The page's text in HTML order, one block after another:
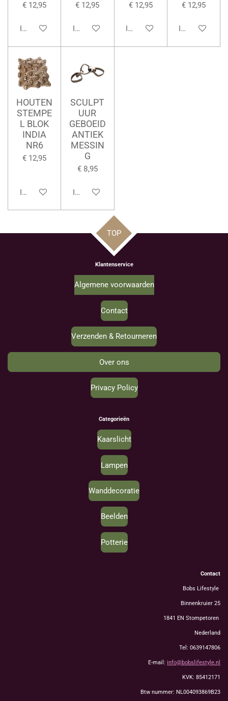
€ 12,95
In winkelwagen
€ 12,95
In winkelwagen
€ 12,95
In winkelwagen
€ 12,95
In
HOUTEN
STEMPE
L BLOK
INDIA
NR6
€ 12,95
In winkelwagen
SCULPT
UUR
GEBOEID
ANTIEK
MESSIN
G
€ 8,95
In winkelwagen
TOP
Klantenservice
Algemene voorwaarden
Contact
Verzenden & Retourneren
Over ons
Privacy Policy
Categorieën
Kaarslicht
Lampen
Wanddecoratie
Beelden
Potterie
Contact
Bobs Lifestyle
Binnenkruier 25
1841 EN Stompetoren
Nederland
Tel: 0639147806
E-mail: info@bobslifestyle.nl
KVK: 85412171
Btw nummer: NL004093869B23